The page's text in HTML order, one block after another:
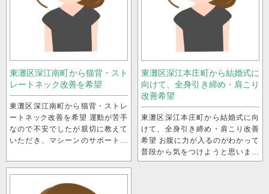
東灘区深江南町から猫背・スト
レートネック改善を希望
東灘区深江南町から猫背・ストレ
ートネック改善を希望 運動が苦手
なので不安でしたが親切に教えて
いただき、マシーンのサポートも
スタッフの方が話しやすくリラッ
東灘区深江本庄町から結婚式に
向けて、全身引き締め・肩こり
改善希望
東灘区深江本庄町から結婚式に向
けて、全身引き締め・肩こり改善
希望 お腹に力が入るのがわかって
普段から気をつけようと思いまし
た。 担当スタッフ ： Junpei ...